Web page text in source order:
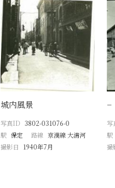
城内風景
写真ID 3802-031076-0
駅 保定 路線 京漢線 大清河
撮影日
1940年7月
−
写
駅
撮